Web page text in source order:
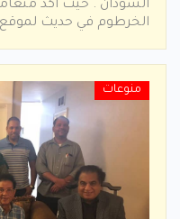
السودان . حيث أكد
الخرطوم في حديث لموقع
منوعات